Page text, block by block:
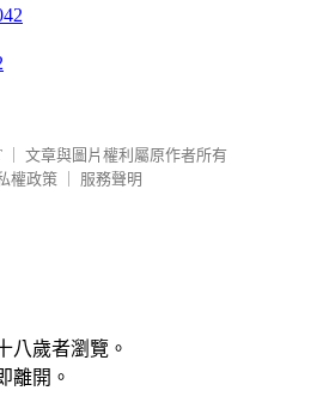
文章與圖片權利屬原作者所有
權政策
服務聲明
八歲者瀏覽。
離開。